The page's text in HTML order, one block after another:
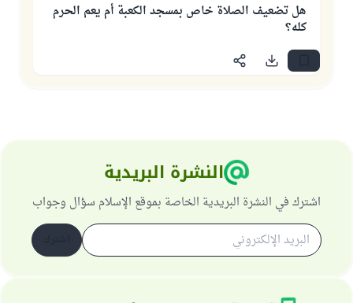
هل تضعيف الصلاة خاص بمسجد الكعبة أم يعم الحرم
كله؟
النشرة البريدية
اشترك في النشرة البريدية الخاصة بموقع الإسلام سؤال وجواب